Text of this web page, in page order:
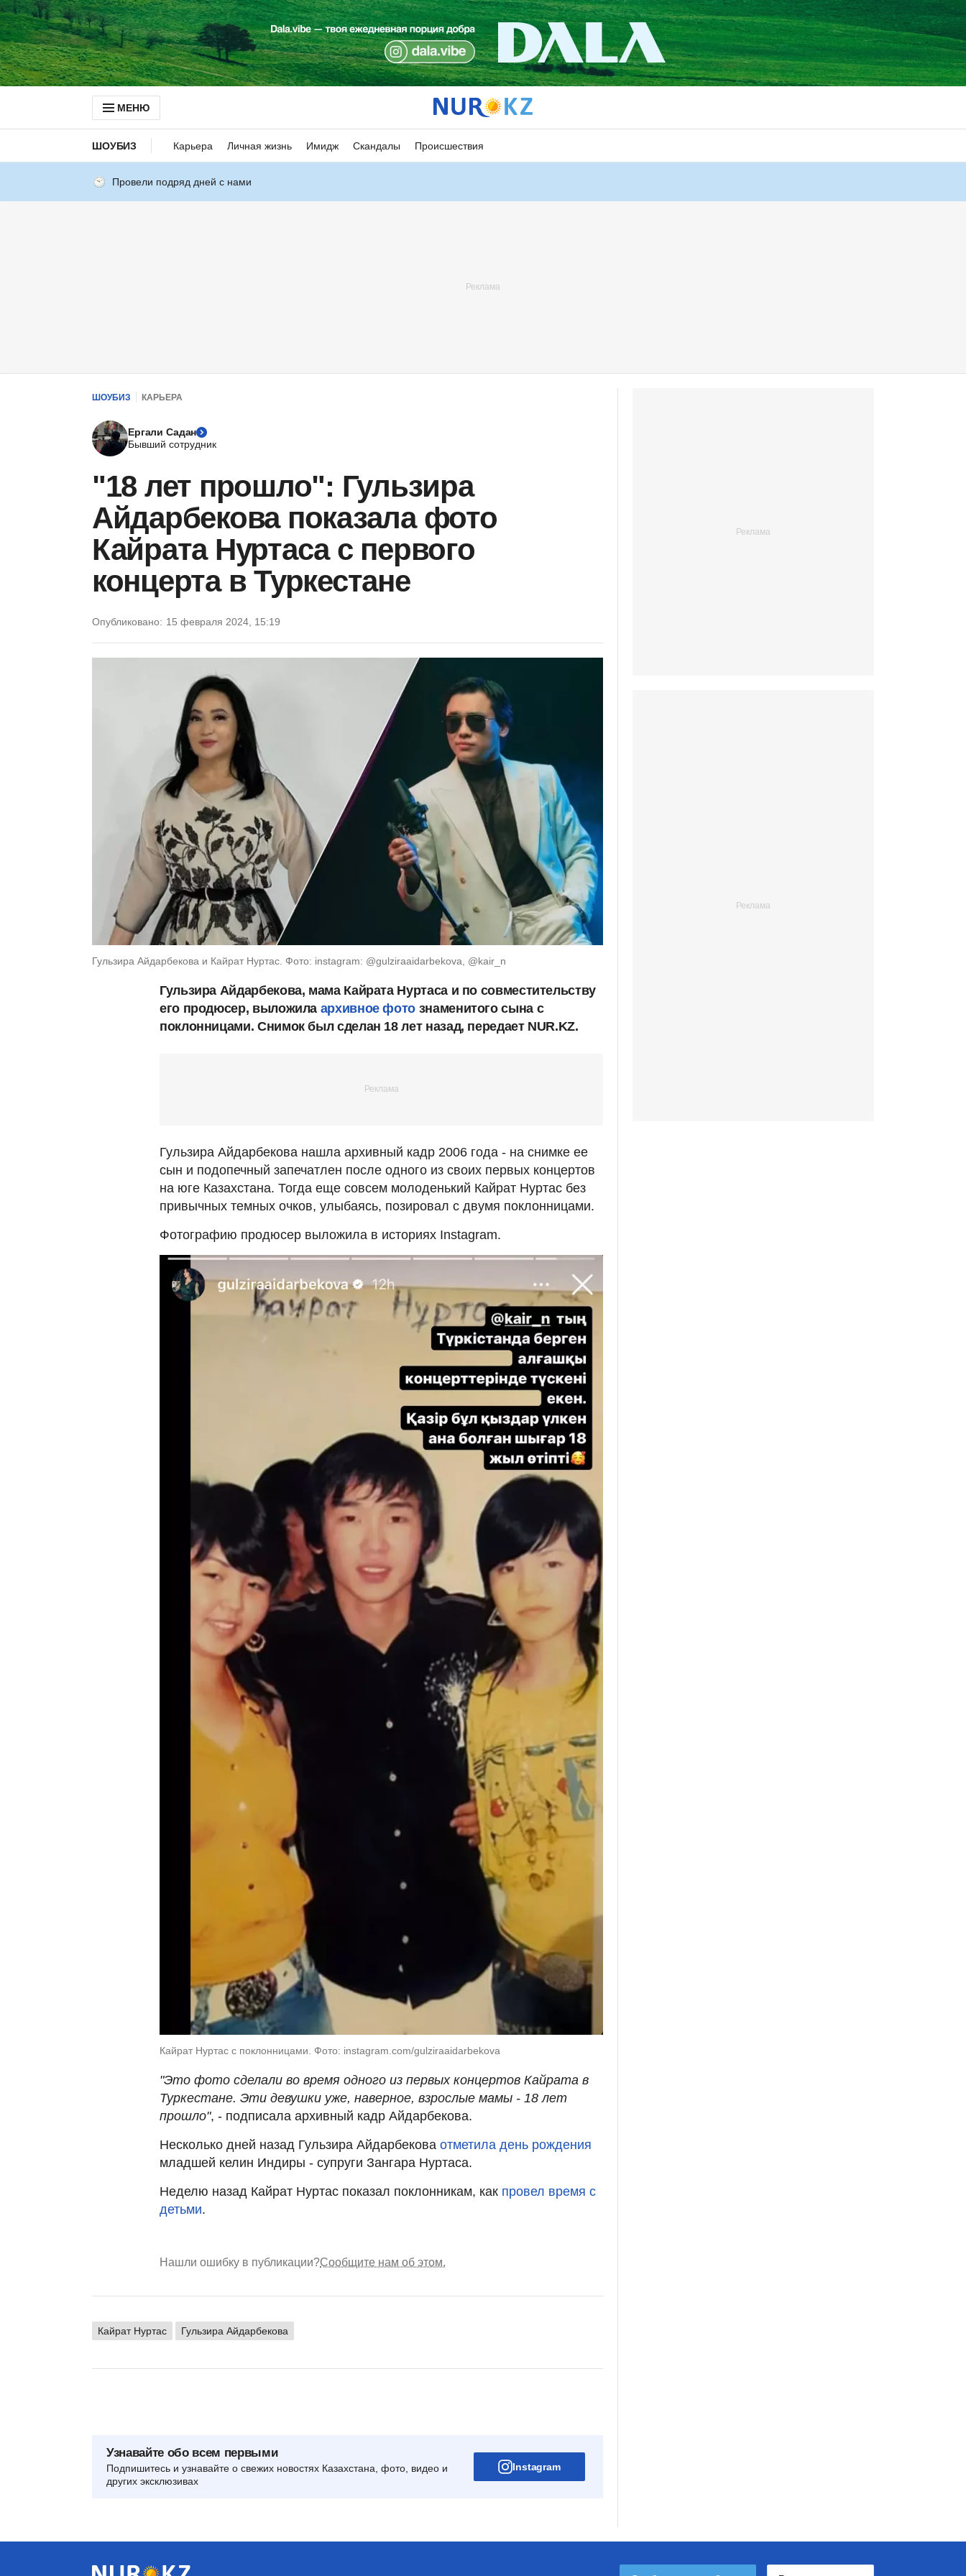
МЕНЮ
ШОУБИЗ Карьера Личная жизнь Имидж Скандалы Происшествия
Провели подряд дней с нами
ШОУБИЗ КАРЬЕРА
Ергали Садан
Бывший сотрудник
"18 лет прошло": Гульзира
Айдарбекова показала фото
Кайрата Нуртаса с первого
концерта в Туркестане
Опубликовано: 15 февраля 2024, 15:19
Гульзира Айдарбекова и Кайрат Нуртас. Фото: instagram: @gulziraaidarbekova, @kair_n
Гульзира Айдарбекова, мама Кайрата Нуртаса и по совместительству
его продюсер, выложила архивное фото знаменитого сына с
поклонницами. Снимок был сделан 18 лет назад, передает NUR.KZ.
Гульзира Айдарбекова нашла архивный кадр 2006 года - на снимке ее
сын и подопечный запечатлен после одного из своих первых концертов
на юге Казахстана. Тогда еще совсем молоденький Кайрат Нуртас без
привычных темных очков, улыбаясь, позировал с двумя поклонницами.
Фотографию продюсер выложила в историях Instagram.
Кайрат Нуртас с поклонницами. Фото: instagram.com/gulziraaidarbekova
"Это фото сделали во время одного из первых концертов Кайрата в
Туркестане. Эти девушки уже, наверное, взрослые мамы - 18 лет
прошло", - подписала архивный кадр Айдарбекова.
Несколько дней назад Гульзира Айдарбекова отметила день рождения
младшей келин Индиры - супруги Зангара Нуртаса.
Неделю назад Кайрат Нуртас показал поклонникам, как провел время с
детьми.
Нашли ошибку в публикации?Сообщите нам об этом.
Кайрат Нуртас Гульзира Айдарбекова
Узнавайте обо всем первыми
Подпишитесь и узнавайте о свежих новостях Казахстана, фото, видео и
других эксклюзивах
Instagram